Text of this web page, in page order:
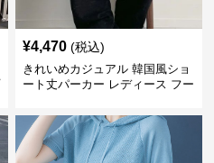
¥4,470 (税込)
きれいめカジュアル 韓国風ショ
ート丈パーカー レディース フー
映え 小柄さん◎